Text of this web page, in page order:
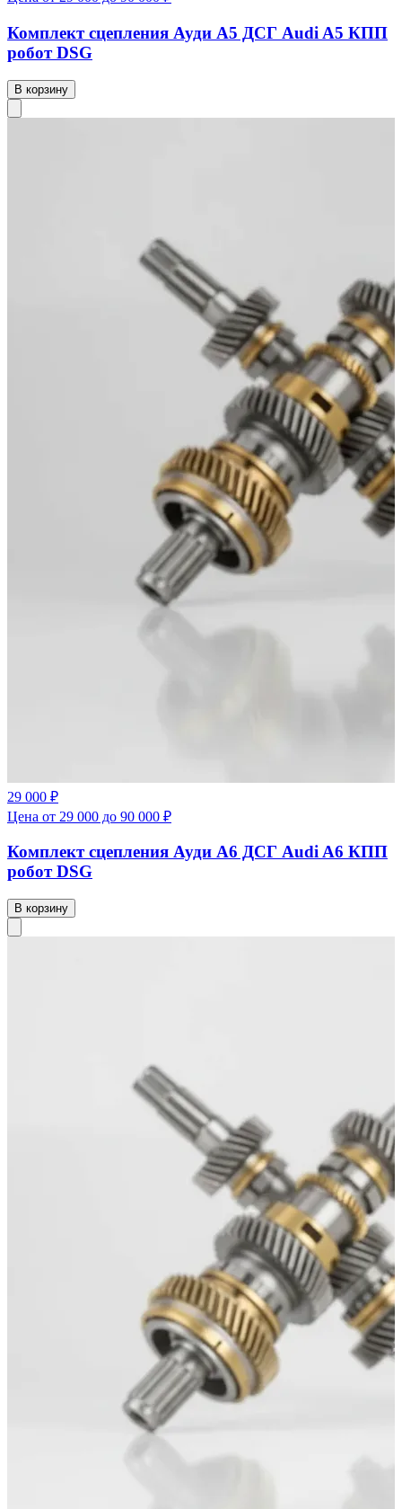
Комплект сцепления Ауди А5 ДСГ Audi A5 КПП
робот DSG
В корзину
29 000 ₽
Цена от 29 000 до 90 000 ₽
Комплект сцепления Ауди А6 ДСГ Audi A6 КПП
робот DSG
В корзину